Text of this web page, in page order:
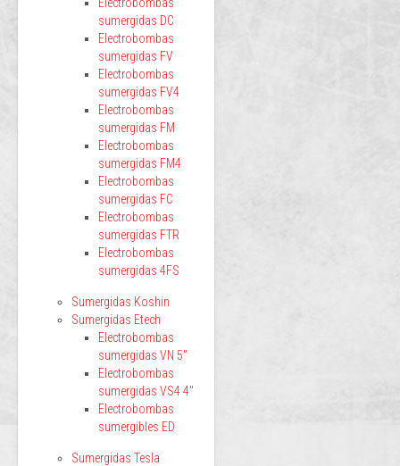
sumergidas DC
Electrobombas
sumergidas FV
Electrobombas
sumergidas FV4
Electrobombas
sumergidas FM
Electrobombas
sumergidas FM4
Electrobombas
sumergidas FC
Electrobombas
sumergidas FTR
Electrobombas
sumergidas 4FS
Sumergidas Koshin
Sumergidas Etech
Electrobombas
sumergidas VN 5"
Electrobombas
sumergidas VS4 4"
Electrobombas
sumergibles ED
Sumergidas Tesla